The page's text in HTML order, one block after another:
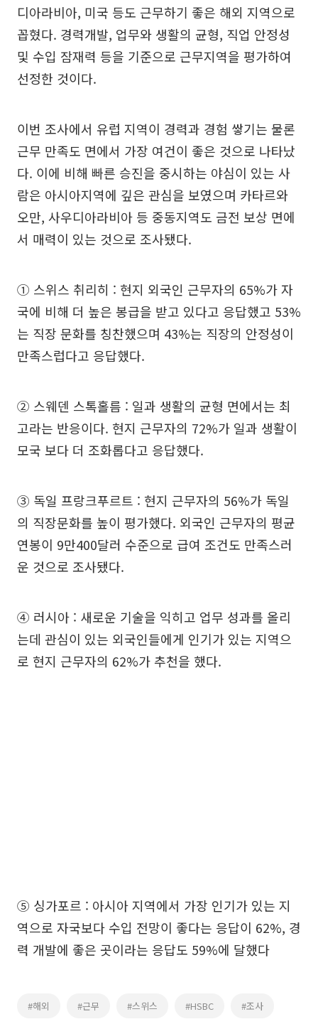
디아라비아, 미국 등도 근무하기 좋은 해외 지역으로
꼽혔다. 경력개발, 업무와 생활의 균형, 직업 안정성
및 수입 잠재력 등을 기준으로 근무지역을 평가하여
선정한 것이다.
이번 조사에서 유럽 지역이 경력과 경험 쌓기는 물론
근무 만족도 면에서 가장 여건이 좋은 것으로 나타났
다. 이에 비해 빠른 승진을 중시하는 야심이 있는 사
람은 아시아지역에 깊은 관심을 보였으며 카타르와
오만, 사우디아라비아 등 중동지역도 금전 보상 면에
서 매력이 있는 것으로 조사됐다.
① 스위스 취리히 : 현지 외국인 근무자의 65%가 자
국에 비해 더 높은 봉급을 받고 있다고 응답했고 53%
는 직장 문화를 칭찬했으며 43%는 직장의 안정성이
만족스럽다고 응답했다.
② 스웨덴 스톡홀름 : 일과 생활의 균형 면에서는 최
고라는 반응이다. 현지 근무자의 72%가 일과 생활이
모국 보다 더 조화롭다고 응답했다.
③ 독일 프랑크푸르트 : 현지 근무자의 56%가 독일
의 직장문화를 높이 평가했다. 외국인 근무자의 평균
연봉이 9만400달러 수준으로 급여 조건도 만족스러
운 것으로 조사됐다.
④ 러시아 : 새로운 기술을 익히고 업무 성과를 올리
는데 관심이 있는 외국인들에게 인기가 있는 지역으
로 현지 근무자의 62%가 추천을 했다.
⑤ 싱가포르 : 아시아 지역에서 가장 인기가 있는 지
역으로 자국보다 수입 전망이 좋다는 응답이 62%, 경
력 개발에 좋은 곳이라는 응답도 59%에 달했다
#해외 #근무 #스위스 #HSBC #조사